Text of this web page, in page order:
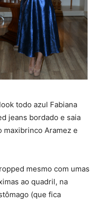
todo azul Fabiana
jeans bordado e saia
maxibrinco Aramez e
mesmo com umas
ao quadril, na
(que fica